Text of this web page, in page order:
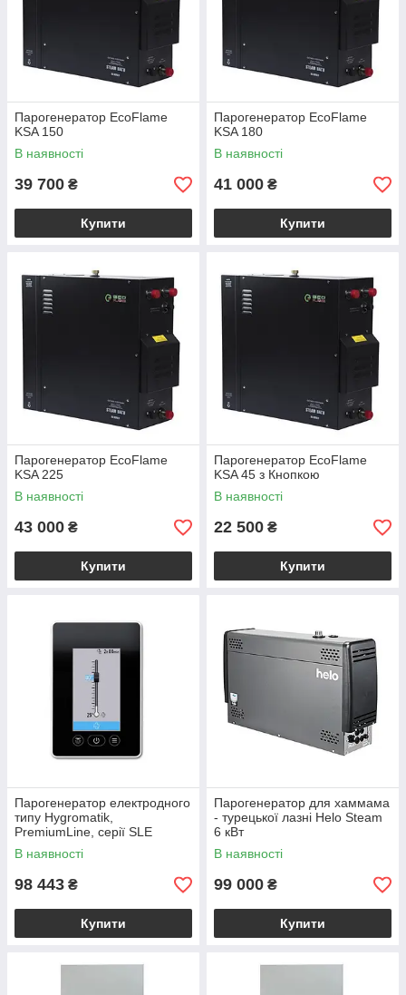
Парогенератор EcoFlame
KSA 150
В наявності
39 700 ₴
Купити
Парогенератор EcoFlame
KSA 180
В наявності
41 000 ₴
Купити
Парогенератор EcoFlame
KSA 225
В наявності
43 000 ₴
Купити
Парогенератор EcoFlame
KSA 45 з Кнопкою
В наявності
22 500 ₴
Купити
Парогенератор електродного
типу Hygromatik,
PremiumLine, серії SLE
В наявності
98 443 ₴
Купити
Парогенератор для хаммама
- турецької лазні Helo Steam
6 кВт
В наявності
99 000 ₴
Купити